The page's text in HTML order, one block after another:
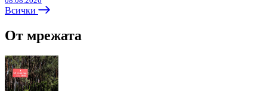
Всички
От мрежата